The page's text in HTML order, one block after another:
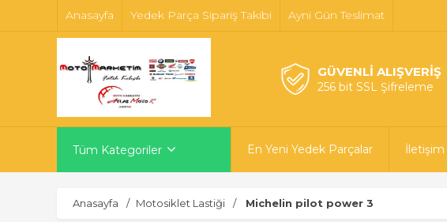
Anasayfa Yedek Parça Sipariş Takibi Ayni Gün Teslimat
GÜVENLİ ALIŞVERİŞ
256 bit SSL Şifreleme
Tüm Kategoriler En Yeni Yedek Parçalar İletişim
Anasayfa Motosiklet Lastiği Michelin pilot power 3